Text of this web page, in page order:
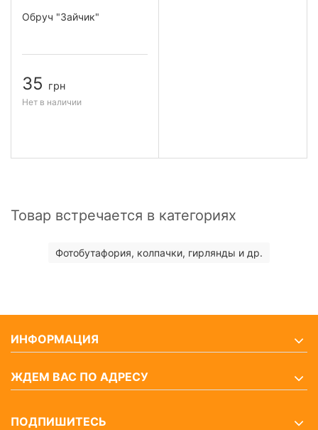
Обруч "Зайчик"
35 грн
Нет в наличии
Товар встречается в категориях
Фотобутафория, колпачки, гирлянды и др.
ИНФОРМАЦИЯ
ЖДЕМ ВАС ПО АДРЕСУ
ПОДПИШИТЕСЬ